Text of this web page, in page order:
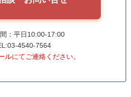
：平日10:00-17:00
4540-7564
ルにてご連絡ください。